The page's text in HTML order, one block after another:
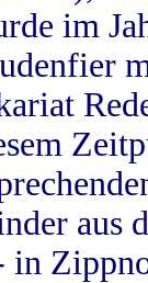
im
aus
in